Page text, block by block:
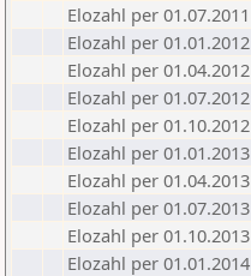
Elozahl per 01.07.2011
Elozahl per 01.01.2012
Elozahl per 01.04.2012
Elozahl per 01.07.2012
Elozahl per 01.10.2012
Elozahl per 01.01.2013
Elozahl per 01.04.2013
Elozahl per 01.07.2013
Elozahl per 01.10.2013
Elozahl per 01.01.2014